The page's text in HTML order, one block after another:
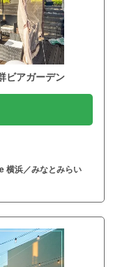
ビアガーデン
横浜／みなとみらい